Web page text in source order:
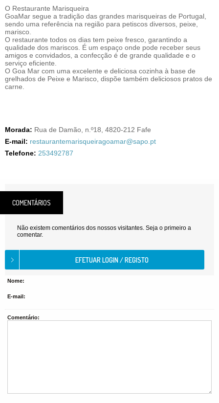
O Restaurante Marisqueira
GoaMar segue a tradição das grandes marisqueiras de Portugal,
sendo uma referência na região para petiscos diversos, peixe,
marisco.
O restaurante todos os dias tem peixe fresco, garantindo a
qualidade dos mariscos. É um espaço onde pode receber seus
amigos e convidados, a confecção é de grande qualidade e o
serviço eficiente.
O Goa Mar com uma excelente e deliciosa cozinha à base de
grelhados de Peixe e Marisco, dispõe também deliciosos pratos de
carne.
Morada: Rua de Damão, n.º18, 4820-212 Fafe
E-mail: restaurantemarisqueiragoamar@sapo.pt
Telefone: 253492787
COMENTÁRIOS
Não existem comentários dos nossos visitantes. Seja o primeiro a
comentar.
Nome:
E-mail:
Comentário: